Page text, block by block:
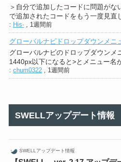
＞自分で追加したコードに問題が
で追加されたコードをもう一度見直
: His-, 1週間前
グローバルナビドロップダウンメニ
グローバルナビのドロップダウンメ
1440px以下になると>とメニュー名
: chum0322, 1週間前
SWELLアップデート情報
SWELLアップデート情報